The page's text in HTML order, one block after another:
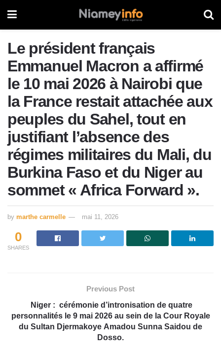
Le président français
Emmanuel Macron a affirmé
le 10 mai 2026 à Nairobi que
la France restait attachée aux
peuples du Sahel, tout en
justifiant l’absence des
régimes militaires du Mali, du
Burkina Faso et du Niger au
sommet « Africa Forward ».
by marthe carmelle mai 11, 2026
0
SHARES
Previous Post
Niger : cérémonie d’intronisation de quatre
personnalités le 9 mai 2026 au sein de la Cour Royale
du Sultan Djermakoye Amadou Sunna Saidou de
Dosso.